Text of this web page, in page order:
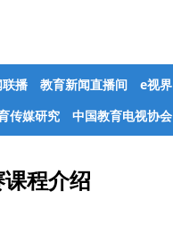
播 教育新闻直播间 e视界
传媒研究 中国教育电视协会
程介绍